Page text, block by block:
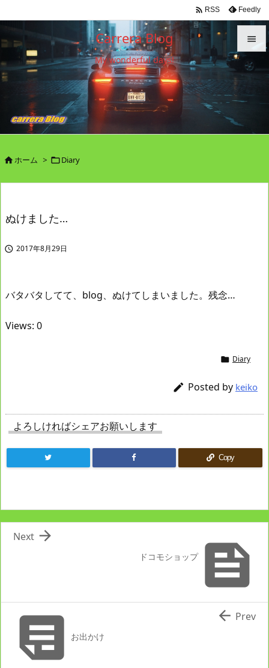
Carrera Blog
My wonderful days!


メニュ

 RSS Feedly
ホーム > Diary
ぬけました…
 2017年8月29日
バタバタしてて、blog、ぬけてしまいました。残念…
Views: 0
 Diary
 Posted by keiko
よろしければシェアお願いします
Copy

ドコモショップ

Next
お出かけ
 Prev